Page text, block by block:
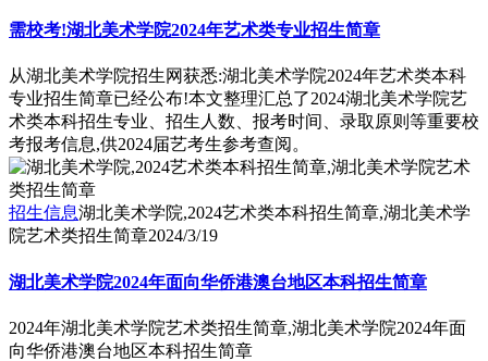
需校考!湖北美术学院2024年艺术类专业招生简章
从湖北美术学院招生网获悉:湖北美术学院2024年艺术类本科
专业招生简章已经公布!本文整理汇总了2024湖北美术学院艺
术类本科招生专业、招生人数、报考时间、录取原则等重要校
考报考信息,供2024届艺考生参考查阅。
招生信息湖北美术学院,2024艺术类本科招生简章,湖北美术学
院艺术类招生简章2024/3/19
湖北美术学院2024年面向华侨港澳台地区本科招生简章
2024年湖北美术学院艺术类招生简章,湖北美术学院2024年面
向华侨港澳台地区本科招生简章